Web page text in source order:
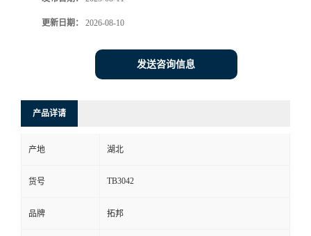
更新日期： 2026-08-10
发送咨询信息
产品详请
产地 湖北
货号 TB3042
品牌 拓邦